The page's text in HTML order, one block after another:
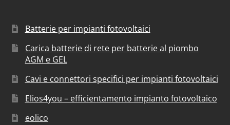
Batterie per impianti fotovoltaici
Carica batterie di rete per batterie al piombo
AGM e GEL
Cavi e connettori specifici per impianti fotovoltaici
Elios4you – efficientamento impianto fotovoltaico
eolico